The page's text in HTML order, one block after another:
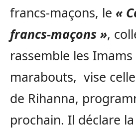
francs-maçons, le «
francs-maçons »,
rassemble les
marabouts, vise
de Rihanna,
prochain. Il déclare